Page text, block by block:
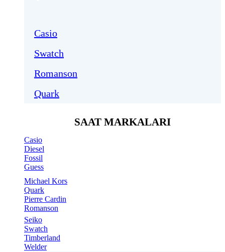
Casio
Swatch
Romanson
Quark
SAAT MARKALARI
Casio
Diesel
Fossil
Guess
Michael Kors
Quark
Pierre Cardin
Romanson
Seiko
Swatch
Timberland
Welder